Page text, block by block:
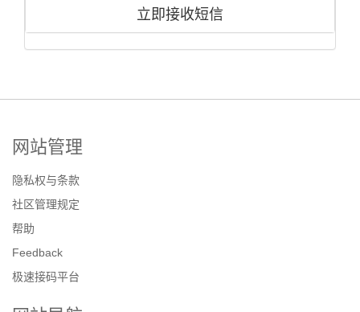
立即接收短信
网站管理
隐私权与条款
社区管理规定
帮助
Feedback
极速接码平台